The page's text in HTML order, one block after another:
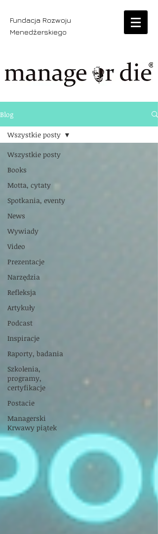
Fundacja Rozwoju
Menedżerskiego
Blog
Wszystkie posty
Books
Motta, cytaty
Spotkania, eventy
News
Wywiady
Video
Prezentacje
Narzędzia
Refleksja
Artykuły
Podcast
Inspiracje
Raporty, badania
Szkolenia,
programy,
certyfikacje
Postacie
Managerski
Krwawy piątek
Wszystkie posty